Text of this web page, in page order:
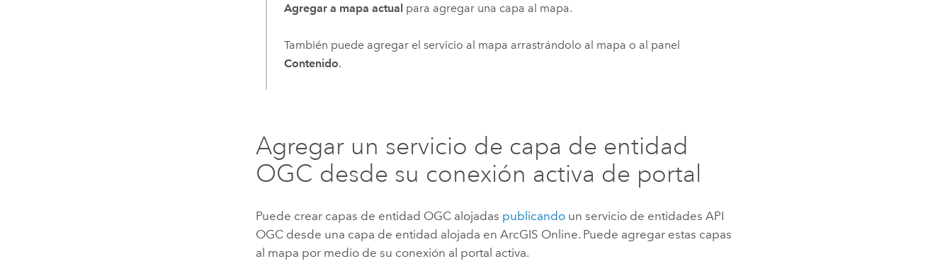
Agregar a mapa actual para agregar una capa al mapa.
También puede agregar el servicio al mapa arrastrándolo al mapa o al panel
Contenido.
Agregar un servicio de capa de entidad
OGC desde su conexión activa de portal
Puede crear capas de entidad OGC alojadas publicando un servicio de entidades API
OGC desde una capa de entidad alojada enArcGIS Online. Puede agregar estas capas
al mapa por medio de su conexión al portal activa.